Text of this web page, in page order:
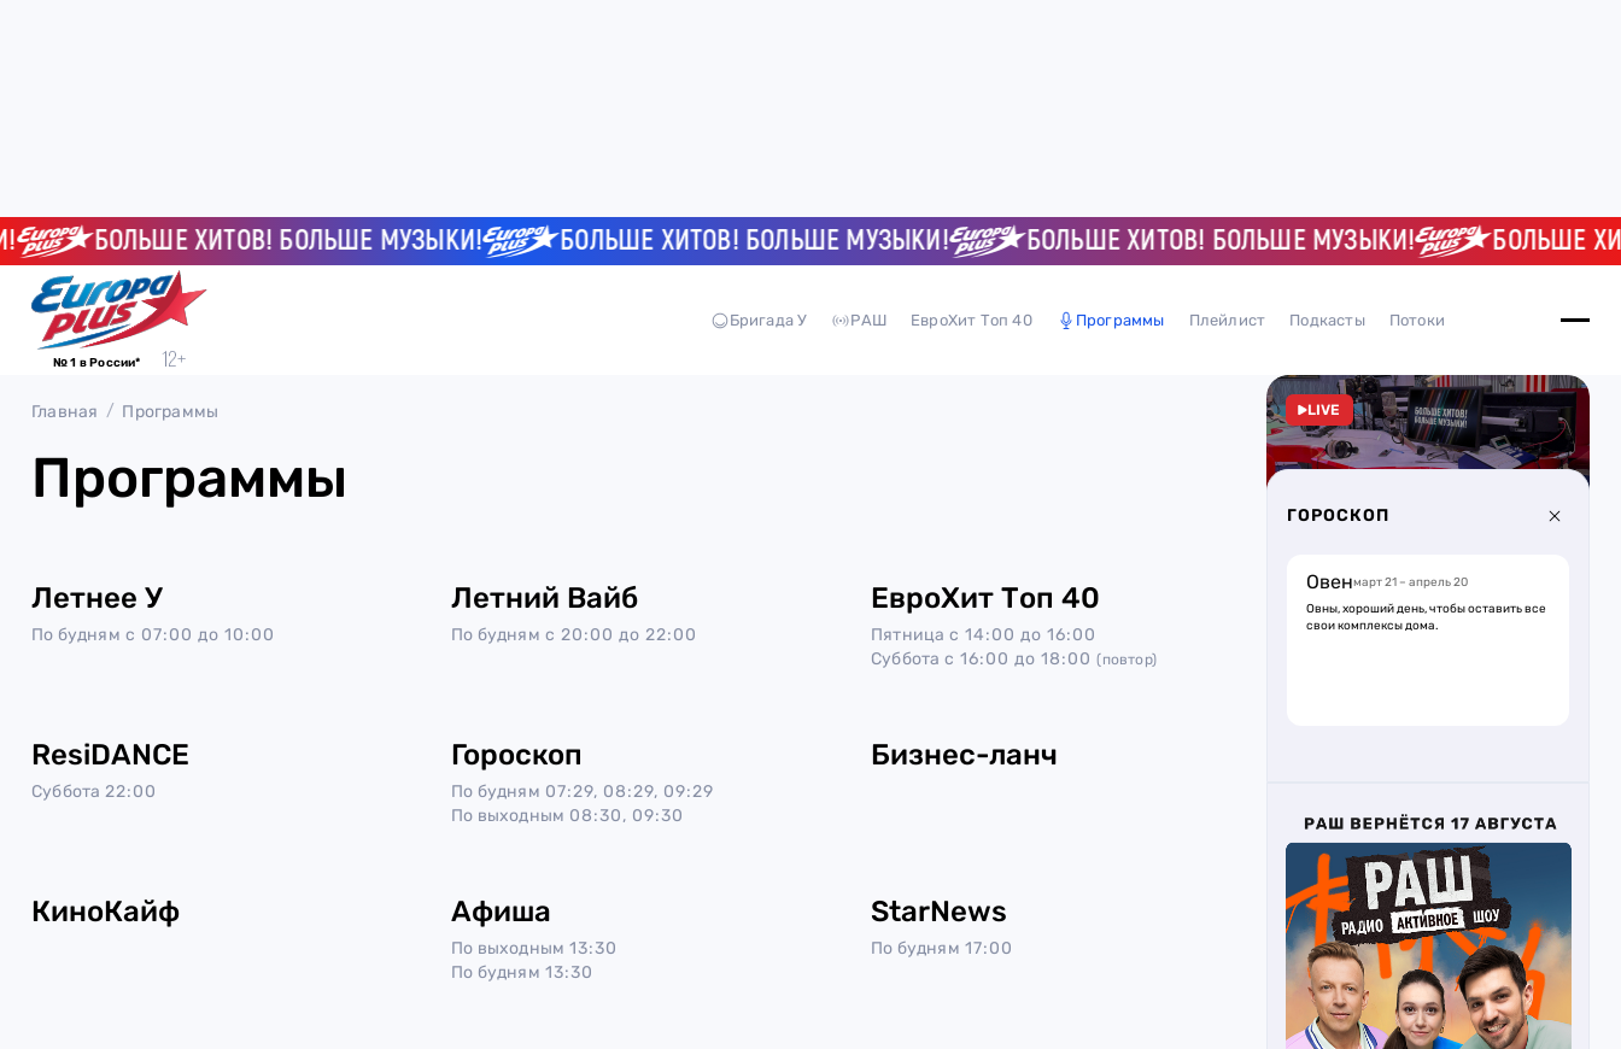
БОЛЬШЕ ХИТОВ! БОЛЬШЕ МУЗЫКИ! БОЛЬШЕ ХИТОВ! БОЛЬШЕ МУЗЫКИ! БОЛЬШЕ ХИТОВ! БОЛЬШЕ МУЗЫКИ! БОЛЬШЕ
№ 1 в России*
Бригада У РАШ ЕвроХит Топ 40 Программы Плейлист Подкасты Потоки
Главная Программы
Программы
Летнее У
По будням с 07:00 до 10:00
Летний Вайб
По будням с 20:00 до 22:00
ЕвроХит Топ 40
Пятница с 14:00 до 16:00
Суббота с 16:00 до 18:00(повтор)
ResiDANCE
Суббота 22:00
Гороскоп
По будням 07:29, 08:29, 09:29
По выходным 08:30, 09:30
Бизнес-ланч
КиноКайф Афиша
По выходным 13:30
По будням 13:30
StarNews
По будням 17:00
LIVE
ГОРОСКОП
Овенмарт 21 – апрель 20
Овны, хороший день, чтобы оставить все
свои комплексы дома.